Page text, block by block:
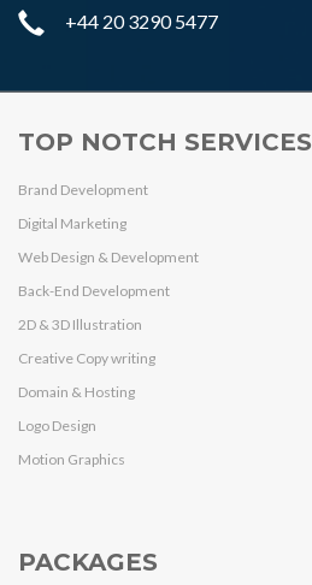
+44 20 3290 5477
TOP NOTCH SERVICES
Brand Development
Digital Marketing
Web Design & Development
Back-End Development
2D & 3D Illustration
Creative Copy writing
Domain & Hosting
Logo Design
Motion Graphics
PACKAGES